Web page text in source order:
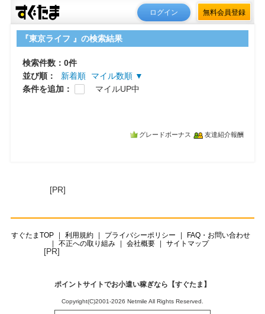
ログイン 無料会員登録
『東京ライフ 』の検索結果
検索件数：0件
並び順：
新着順
マイル数順 ▼
条件を追加：
マイルUP中
グレードボーナス 友達紹介報酬
[PR]
すぐたまTOP 利用規約 プライバシーポリシー
FAQ・お問い合わせ
不正への取り組み
会社概要 サイトマップ
[PR]
ポイントサイトでお小遣い稼ぎなら【すぐたま】
Copyright(C)2001-2026 Netmile All Rights Reserved.